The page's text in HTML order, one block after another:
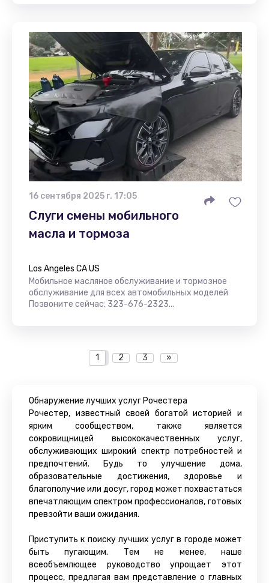
16 сентября 2025 г. 17:05
Слуги смены мобильного
масла и тормоза
Los Angeles CA US
Мобильное масляное обслуживание и тормозное
обслуживание для всех автомобильных моделей
Позвоните сейчас: 323-676-2323...
1 2 3 »
Обнаружение лучших услуг Рочестера
Рочестер, известный своей богатой историей и
ярким сообществом, также является
сокровищницей высококачественных услуг,
обслуживающих широкий спектр потребностей и
предпочтений. Будь то улучшение дома,
образовательные достижения, здоровье и
благополучие или досуг, город может похвастаться
впечатляющим спектром профессионалов, готовых
превзойти ваши ожидания.
Приступить к поиску лучших услуг в городе может
быть пугающим. Тем не менее, наше
всеобъемлющее руководство упрощает этот
процесс, предлагая вам представление о главных